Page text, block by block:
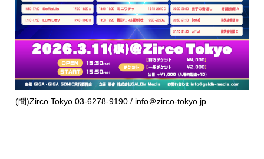
(問)Zirco Tokyo 03-6278-9190 / info＠zirco-tokyo.jp